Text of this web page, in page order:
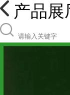
产品展